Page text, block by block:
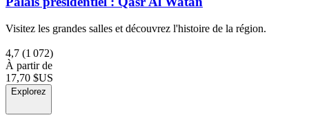
Visitez les grandes salles et découvrez l'histoire de la région.
4,7 (1 072)
À partir de
17,70 $US
Explorez